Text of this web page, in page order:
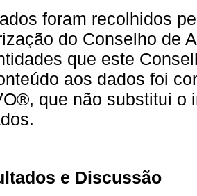
foram recolhidos
do Conselho de
que este
aos dados foi
que não substitui o
e Discussão